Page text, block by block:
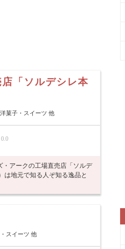
「ソルデシレ本
洋菓子・スイーツ 他
0.0
アークの工場直売店「ソルデ
は地元で知る人ぞ知る逸品と
スイーツ 他